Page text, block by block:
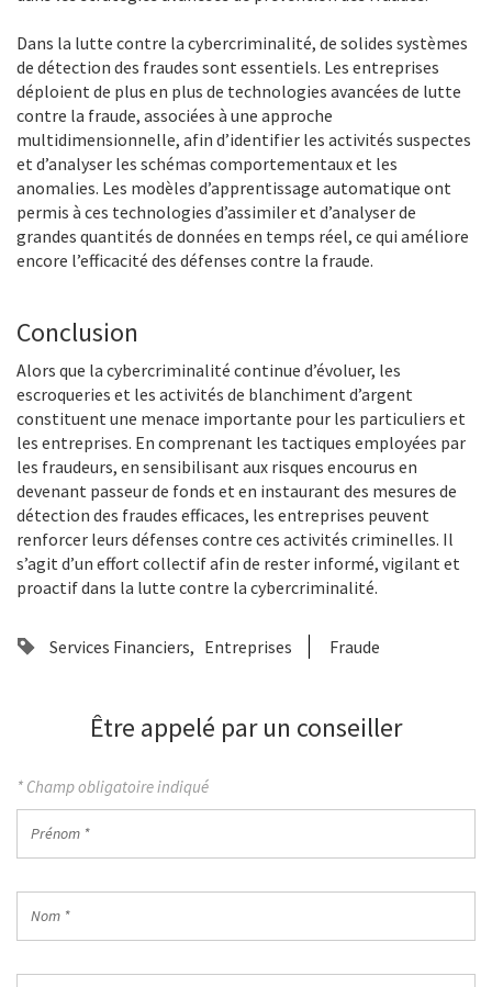
Dans la lutte contre la cybercriminalité, de solides systèmes
de détection des fraudes sont essentiels. Les entreprises
déploient de plus en plus de technologies avancées de lutte
contre la fraude, associées à une approche
multidimensionnelle, afin d’identifier les activités suspectes
et d’analyser les schémas comportementaux et les
anomalies. Les modèles d’apprentissage automatique ont
permis à ces technologies d’assimiler et d’analyser de
grandes quantités de données en temps réel, ce qui améliore
encore l’efficacité des défenses contre la fraude.
Conclusion
Alors que la cybercriminalité continue d’évoluer, les
escroqueries et les activités de blanchiment d’argent
constituent une menace importante pour les particuliers et
les entreprises. En comprenant les tactiques employées par
les fraudeurs, en sensibilisant aux risques encourus en
devenant passeur de fonds et en instaurant des mesures de
détection des fraudes efficaces, les entreprises peuvent
renforcer leurs défenses contre ces activités criminelles. Il
s’agit d’un effort collectif afin de rester informé, vigilant et
proactif dans la lutte contre la cybercriminalité.
Services Financiers Entreprises Fraude
Être appelé par un conseiller
* Champ obligatoire indiqué